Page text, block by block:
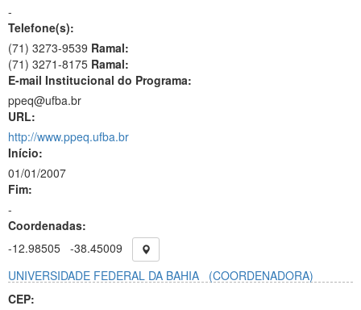
-
Telefone(s):
(71) 3273-9539 Ramal:
(71) 3271-8175 Ramal:
E-mail Institucional do Programa:
ppeq@ufba.br
URL:
http://www.ppeq.ufba.br
Início:
01/01/2007
Fim:
-
Coordenadas:
-12.98505 -38.45009
UNIVERSIDADE FEDERAL DA BAHIA
(COORDENADORA)
CEP: